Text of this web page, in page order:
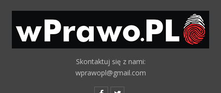
Skontaktuj się z nami:
wprawopl@gmail.com